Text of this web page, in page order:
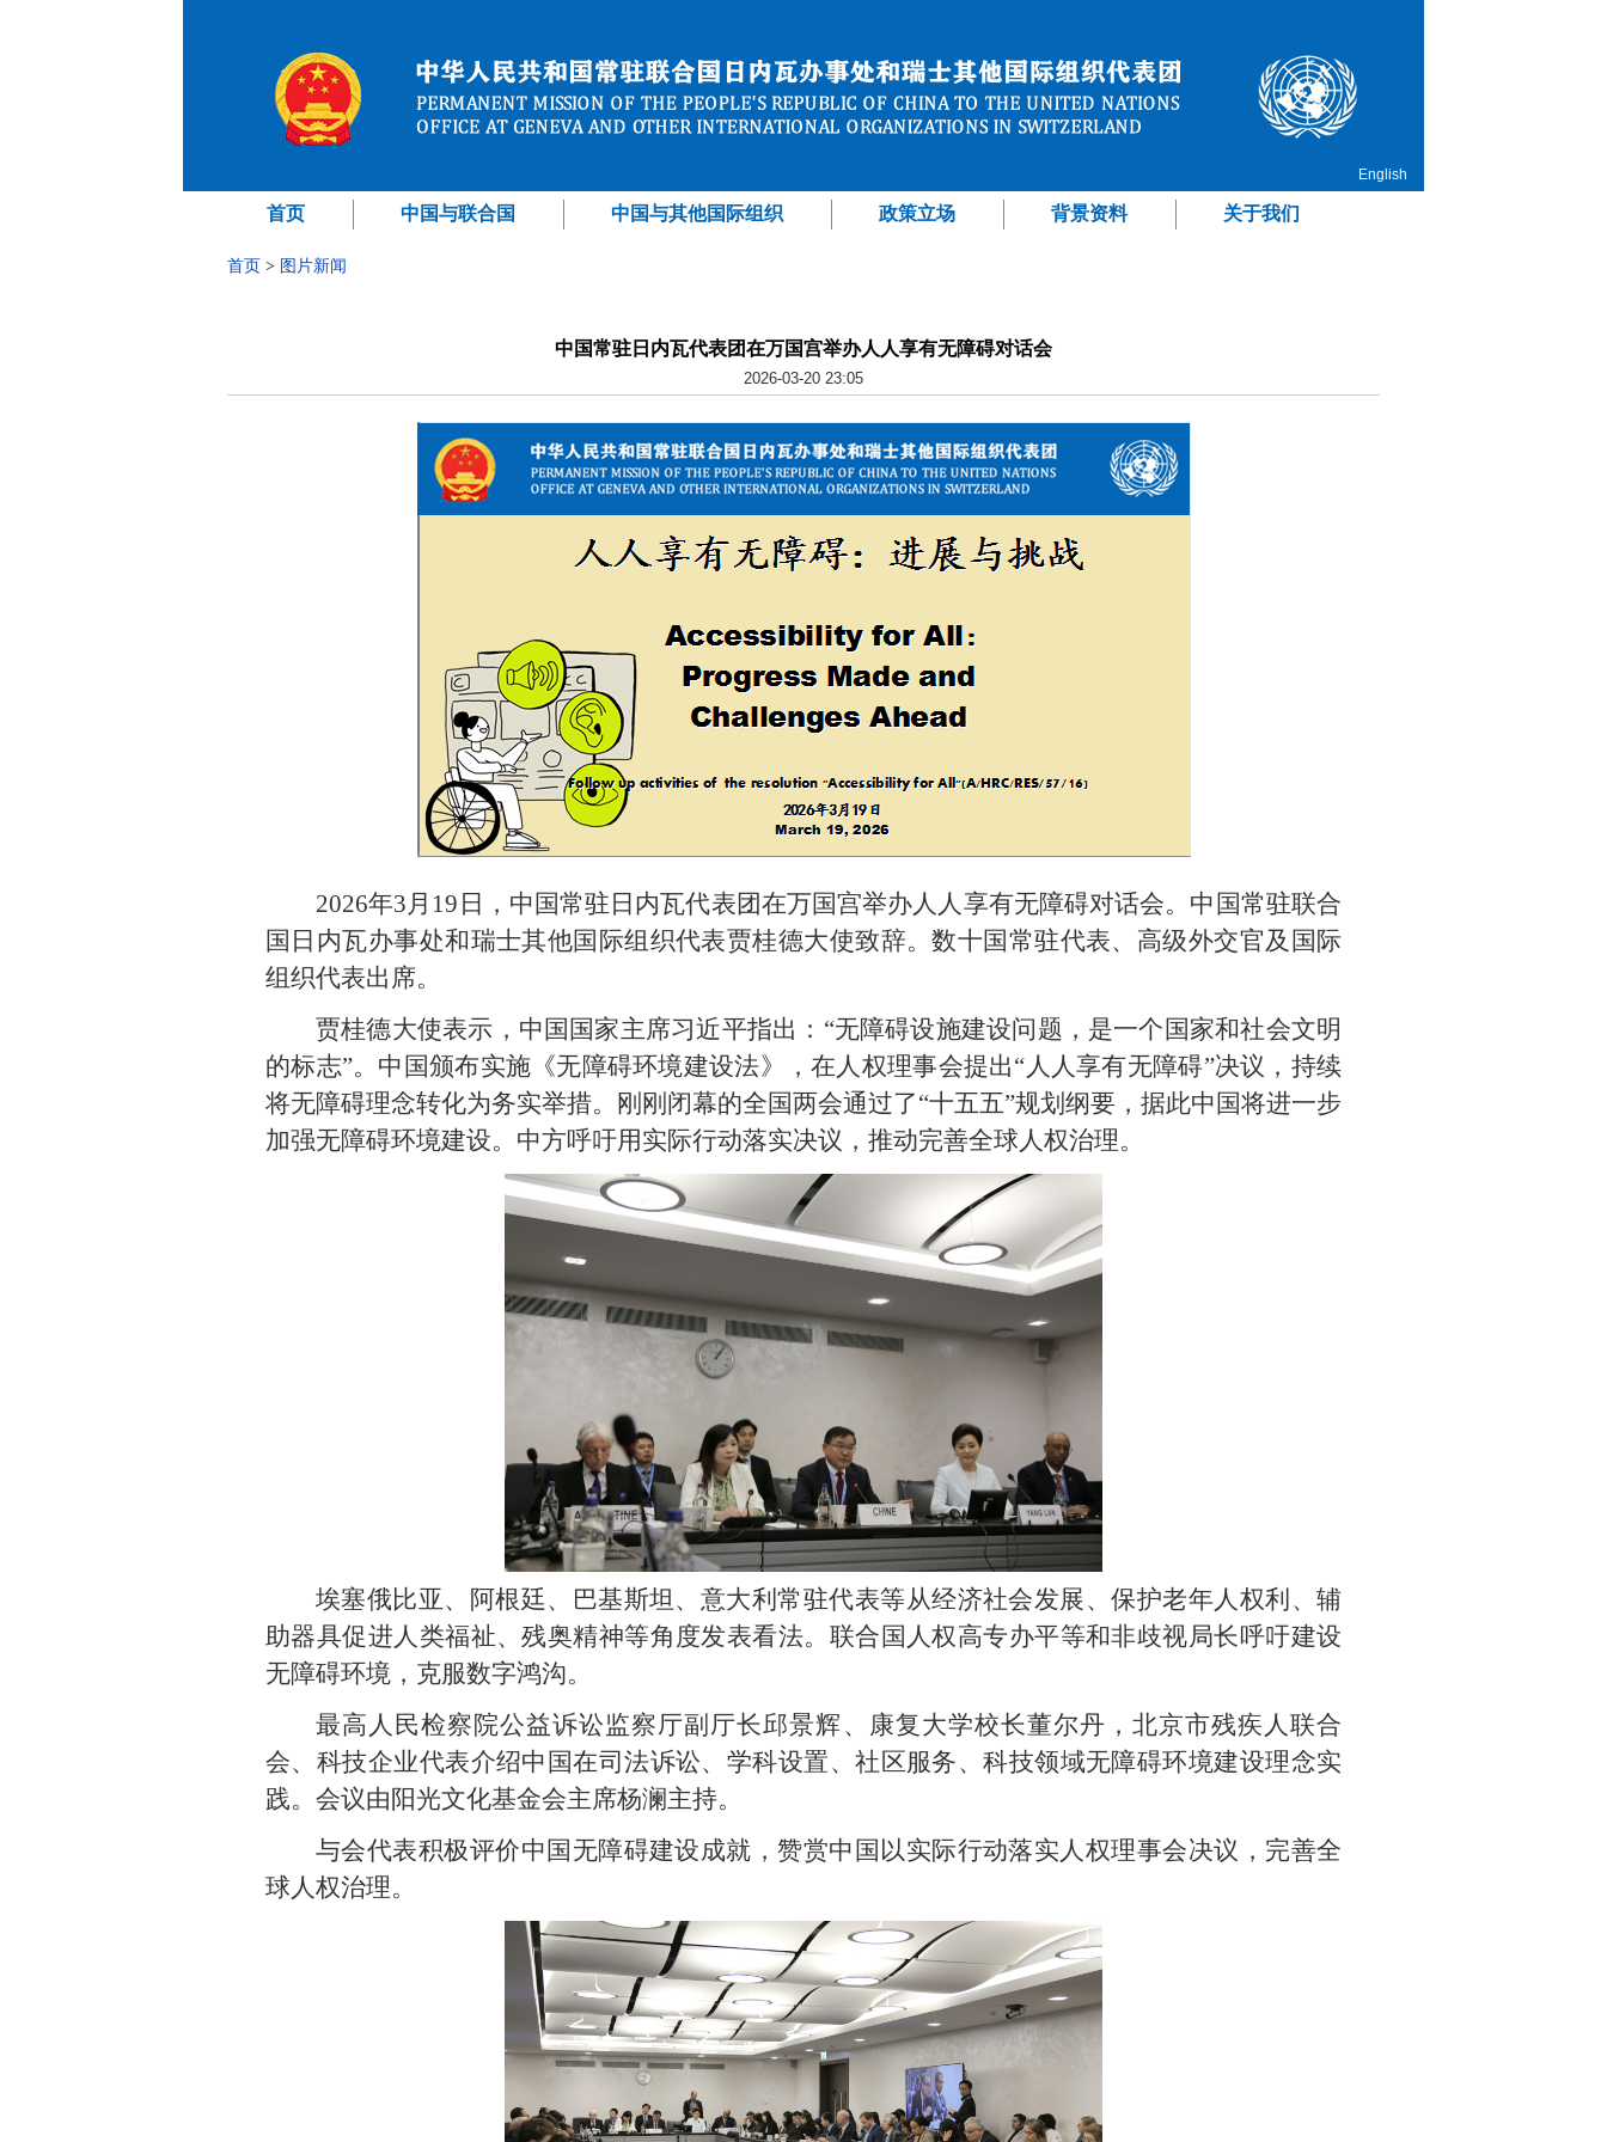
English
首页 中国与联合国 中国与其他国际组织 政策立场 背景资料 关于我们
首页 > 图片新闻
中国常驻日内瓦代表团在万国宫举办人人享有无障碍对话会
2026-03-20 23:05
2026年3月19日，中国常驻日内瓦代表团在万国宫举办人人享有无障碍对话会。中国常驻联合
国日内瓦办事处和瑞士其他国际组织代表贾桂德大使致辞。数十国常驻代表、高级外交官及国际
组织代表出席。
贾桂德大使表示，中国国家主席习近平指出：“无障碍设施建设问题，是一个国家和社会文明
的标志”。中国颁布实施《无障碍环境建设法》，在人权理事会提出“人人享有无障碍”决议，持续
将无障碍理念转化为务实举措。刚刚闭幕的全国两会通过了“十五五”规划纲要，据此中国将进一步
加强无障碍环境建设。中方呼吁用实际行动落实决议，推动完善全球人权治理。
埃塞俄比亚、阿根廷、巴基斯坦、意大利常驻代表等从经济社会发展、保护老年人权利、辅
助器具促进人类福祉、残奥精神等角度发表看法。联合国人权高专办平等和非歧视局长呼吁建设
无障碍环境，克服数字鸿沟。
最高人民检察院公益诉讼监察厅副厅长邱景辉、康复大学校长董尔丹，北京市残疾人联合
会、科技企业代表介绍中国在司法诉讼、学科设置、社区服务、科技领域无障碍环境建设理念实
践。会议由阳光文化基金会主席杨澜主持。
与会代表积极评价中国无障碍建设成就，赞赏中国以实际行动落实人权理事会决议，完善全
球人权治理。